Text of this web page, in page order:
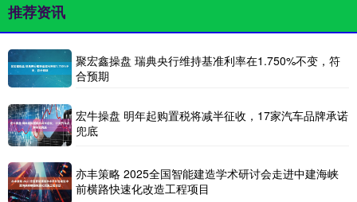
推荐资讯
聚宏鑫操盘 瑞典央行维持基准利率在1.750%不变，符
合预期
宏牛操盘 明年起购置税将减半征收，17家汽车品牌承诺
兜底
亦丰策略 2025全国智能建造学术研讨会走进中建海峡
前横路快速化改造工程项目